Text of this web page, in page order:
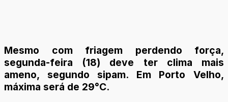
Mesmo com friagem perdendo força,
segunda-feira (18) deve ter clima mais
ameno, segundo sipam. Em Porto Velho,
máxima será de 29°C.